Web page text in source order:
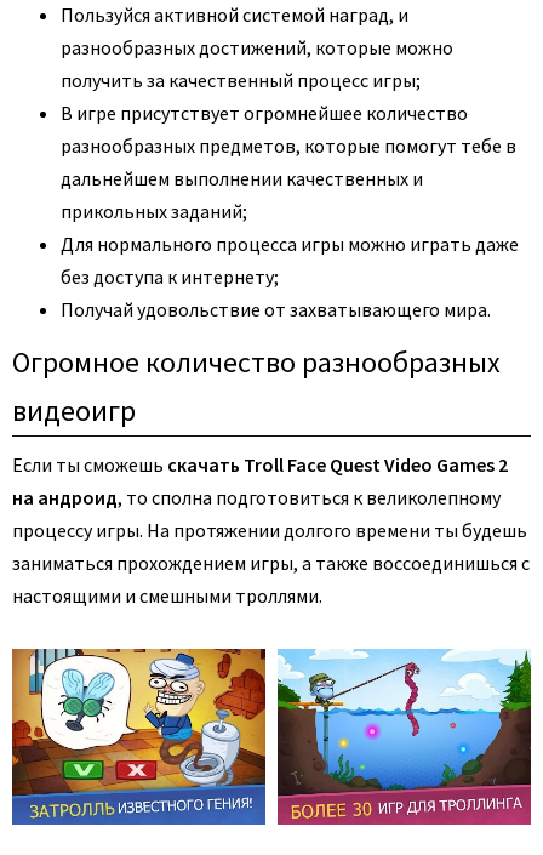
Пользуйся активной системой наград, и
разнообразных достижений, которые можно
получить за качественный процесс игры;
В игре присутствует огромнейшее количество
разнообразных предметов, которые помогут тебе в
дальнейшем выполнении качественных и
прикольных заданий;
Для нормального процесса игры можно играть даже
без доступа к интернету;
Получай удовольствие от захватывающего мира.
Огромное количество разнообразных
видеоигр
Если ты сможешь скачать Troll Face Quest Video Games 2
на андроид, то сполна подготовиться к великолепному
процессу игры. На протяжении долгого времени ты будешь
заниматься прохождением игры, а также воссоединишься с
настоящими и смешными троллями.